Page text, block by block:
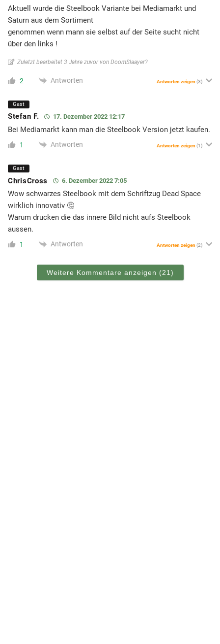
Aktuell wurde die Steelbook Variante bei Mediamarkt und
Saturn aus dem Sortiment
genommen wenn mann sie selbst auf der Seite sucht nicht
über den links !
Zuletzt bearbeitet 3 Jahre zuvor von DoomSlaayer?
2 Antworten Antworten zeigen (3)
Gast
Stefan F. 17. Dezember 2022 12:17
Bei Mediamarkt kann man die Steelbook Version jetzt kaufen.
1 Antworten Antworten zeigen (1)
Gast
ChrisCross 6. Dezember 2022 7:05
Wow schwarzes Steelbook mit dem Schriftzug Dead Space
wirklich innovativ 🤔
Warum drucken die das innere Bild nicht aufs Steelbook
aussen.
1 Antworten Antworten zeigen (2)
Weitere Kommentare anzeigen (21)